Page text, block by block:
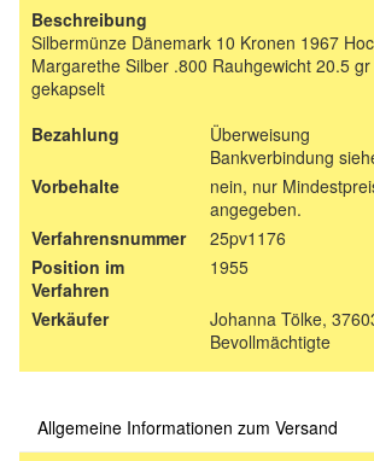
Beschreibung
Silbermünze Dänemark 10 Kronen 1967
Margarethe Silber .800 Rauhgewicht 20.5
gekapselt
Bezahlung
Überweisung
Bankverbindung
Vorbehalte
nein, nur
angegeben.
Verfahrensnummer
25pv1176
Position im
Verfahren
1955
Verkäufer
Johanna Tölke,
Bevollmächtigte
Allgemeine Informationen zum Versand